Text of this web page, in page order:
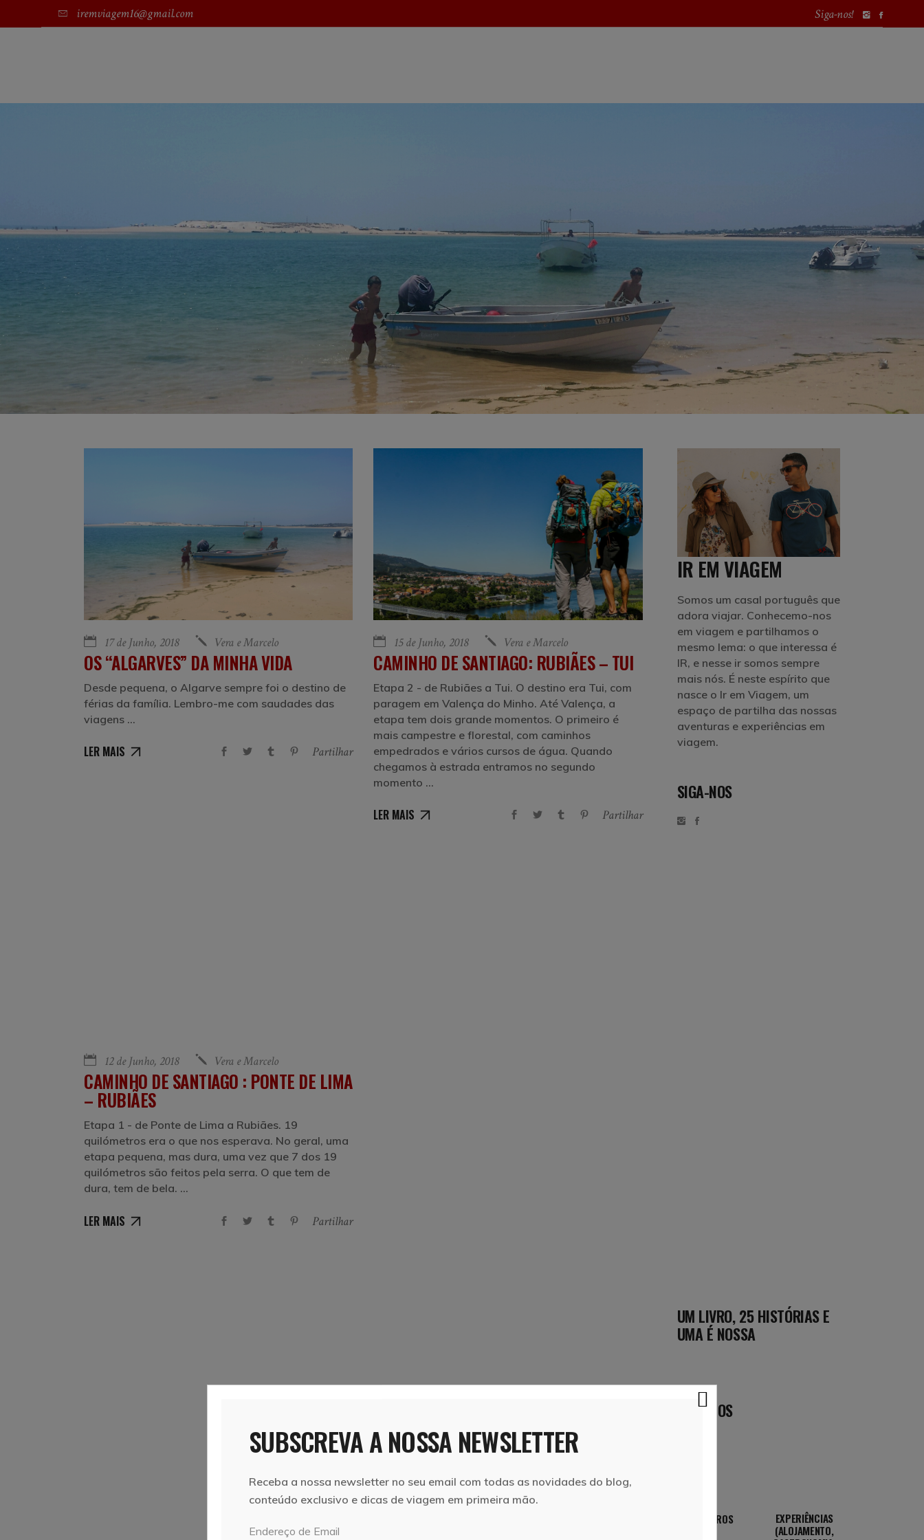
iremviagem16@gmail.com Siga-nos!
17 de Junho, 2018 Vera e Marcelo
OS “ALGARVES” DA MINHA VIDA
Desde pequena, o Algarve sempre foi o destino de
férias da família. Lembro-me com saudades das
viagens
LER MAIS Partilhar
15 de Junho, 2018 Vera e Marcelo
CAMINHO DE SANTIAGO: RUBIÃES – TUI
Etapa 2 - de Rubiães a Tui. O destino era Tui, com
paragem em Valença do Minho. Até Valença, a
etapa tem dois grande momentos. O primeiro é
mais campestre e florestal, com caminhos
empedrados e vários cursos de água. Quando
chegamos à estrada entramos no segundo
momento
LER MAIS Partilhar
12 de Junho, 2018 Vera e Marcelo
CAMINHO DE SANTIAGO : PONTE DE LIMA
– RUBIÃES
Etapa 1 - de Ponte de Lima a Rubiães. 19
quilómetros era o que nos esperava. No geral, uma
etapa pequena, mas dura, uma vez que 7 dos 19
quilómetros são feitos pela serra. O que tem de
dura, tem de bela.
LER MAIS Partilhar
IR EM VIAGEM
Somos um casal português que
adora viajar. Conhecemo-nos
em viagem e partilhamos o
mesmo lema: o que interessa é
IR, e nesse ir somos sempre
mais nós. É neste espírito que
nasce o Ir em Viagem, um
espaço de partilha das nossas
aventuras e experiências em
viagem.
SIGA-NOS
UM LIVRO, 25 HISTÓRIAS E
UMA É NOSSA
DESTINOS
ROTEIROS
EXPERIÊNCIAS
(ALOJAMENTO,
SUBSCREVA A NOSSA NEWSLETTER
Receba a nossa newsletter no seu email com todas as novidades do blog,
conteúdo exclusivo e dicas de viagem em primeira mão.
Endereço de Email